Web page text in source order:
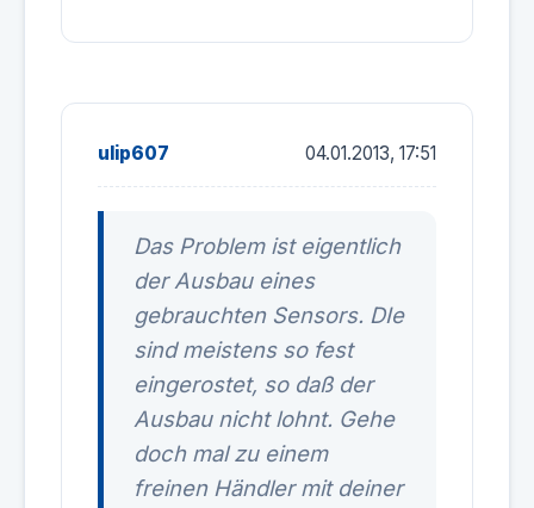
ulip607 04.01.2013, 17:51
Das Problem ist eigentlich
der Ausbau eines
gebrauchten Sensors. DIe
sind meistens so fest
eingerostet, so daß der
Ausbau nicht lohnt. Gehe
doch mal zu einem
freinen Händler mit deiner